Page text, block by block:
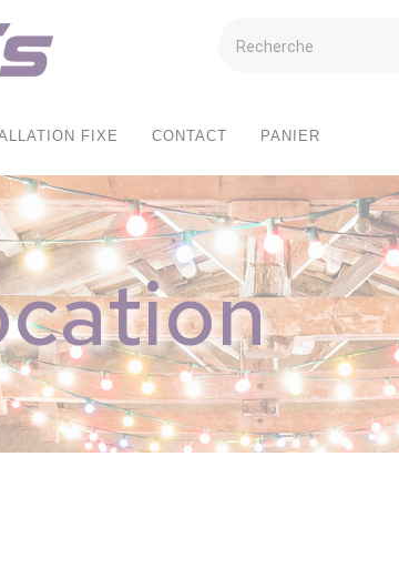
FIXE CONTACT PANIER